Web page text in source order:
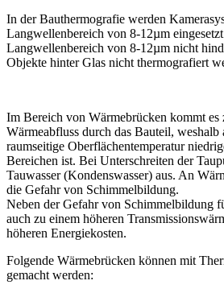
In der Bauthermografie werden
Langwellenbereich von 8-12µm
Langwellenbereich von 8-12µm nicht
Objekte hinter Glas nicht thermografiert
Im Bereich von Wärmebrücken kommt es
Wärmeabfluss durch das Bauteil, weshalb
raumseitige Oberflächentemperatur
Bereichen ist. Bei Unterschreiten der
Tauwasser (Kondenswasser) aus. An
die Gefahr von Schimmelbildung.
Neben der Gefahr von Schimmelbildung
auch zu einem höheren
höheren Energiekosten.
Folgende Wärmebrücken können mit
gemacht werden: